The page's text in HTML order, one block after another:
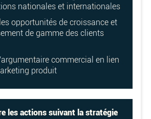
nationales et internationales
opportunités de croissance et
de gamme des clients
commercial en lien
produit
les actions suivant la stratégie